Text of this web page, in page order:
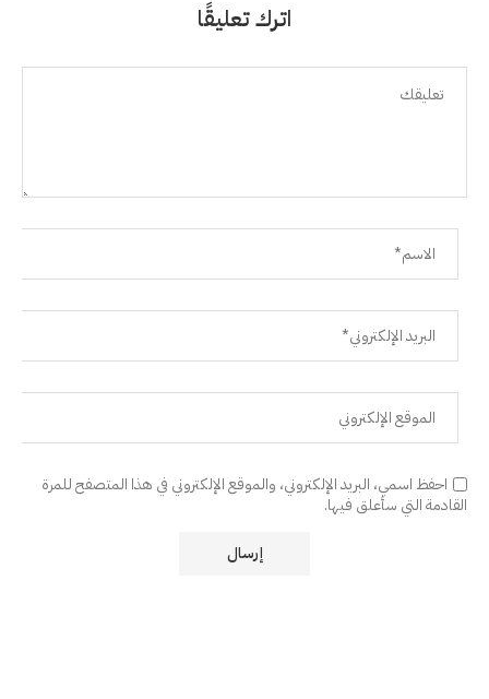
اترك تعليقًا
احفظ اسمي، البريد الإلكتروني، والموقع الإلكتروني في هذا المتصفح للمرة
القادمة التي سأعلق فيها.